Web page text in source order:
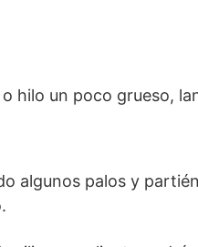
hilo un poco grueso,
algunos palos y